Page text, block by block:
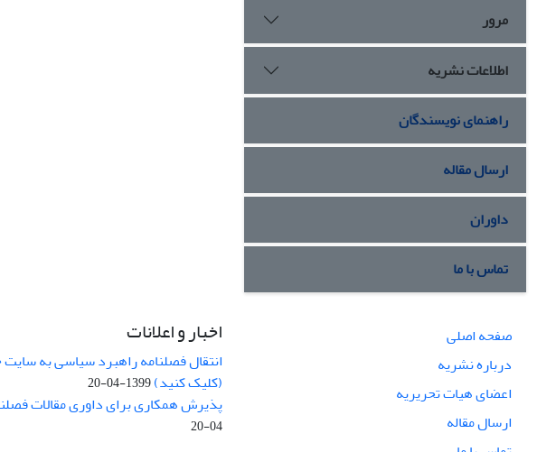
مرور
اطلاعات نشریه
راهنمای نویسندگان
ارسال مقاله
داوران
تماس با ما
صفحه اصلی
درباره نشریه
اعضای هیات تحریریه
ارسال مقاله
اخبار و اعلانات
انتقال فصلنامه راهبرد سیاسی به
(کلیک کنید)1399-04-20
پذیرش همکاری برای داوری مقالات
04-20